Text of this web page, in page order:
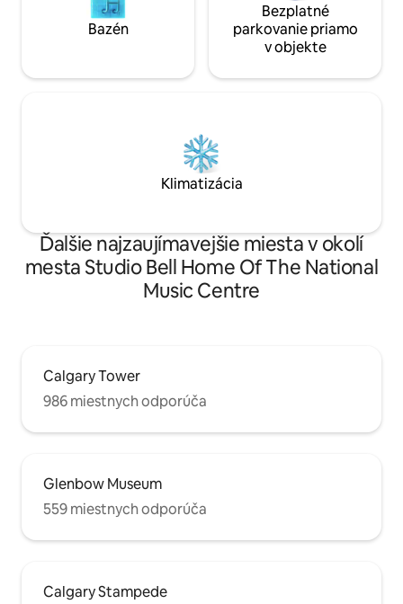
Bazén
Bezplatné
parkovanie priamo
v objekte
Klimatizácia
Ďalšie najzaujímavejšie miesta v okolí
mesta Studio Bell Home Of The National
Music Centre
Calgary Tower
986 miestnych odporúča
Glenbow Museum
559 miestnych odporúča
Calgary Stampede